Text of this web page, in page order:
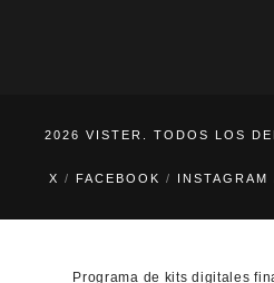
2026 VISTER. TODOS LOS
X FACEBOOK INSTAGRAM
Programa de kits digitales